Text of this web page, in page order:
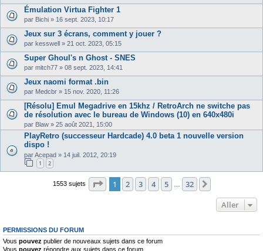
Émulation Virtua Fighter 1
par Bichi » 16 sept. 2023, 10:17
Jeux sur 3 écrans, comment y jouer ?
par kesswell » 21 oct. 2023, 05:15
Super Ghoul's n Ghost - SNES
par mitch77 » 08 sept. 2023, 14:41
Jeux naomi format .bin
par Medcbr » 15 nov. 2020, 11:26
[Résolu] Emul Megadrive en 15khz / RetroArch ne switche pas
de résolution avec le bureau de Windows (10) en 640x480i
par Blaw » 25 août 2021, 15:00
PlayRetro (successeur Hardcade) 4.0 beta 1 nouvelle version
dispo !
parAcepad » 14 juil. 2012, 20:19
1 2
1553 sujets Page 1sur32
1 2 3 4 5 32
Aller
PERMISSIONS DU FORUM
Vous pouvez publier de nouveaux sujets dans ce forum
Vous pouvez répondre aux sujets dans ce forum